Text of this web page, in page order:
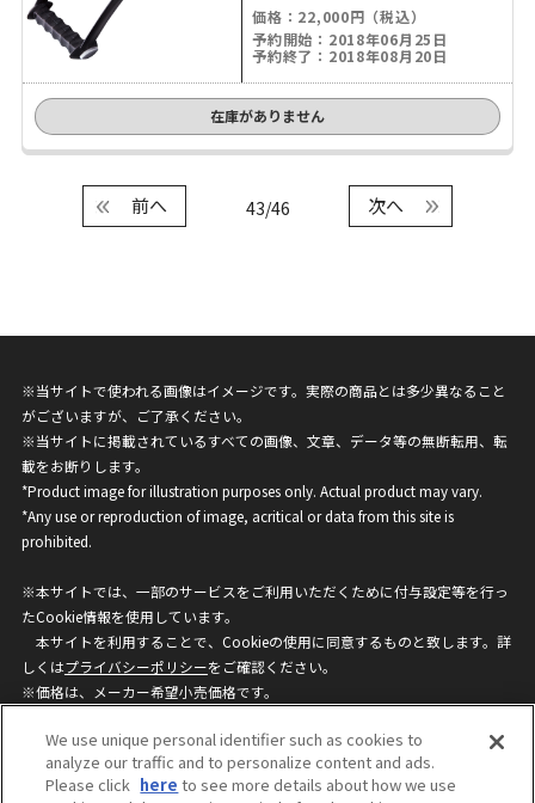
価格：22,000円（税込）
予約開始：2018年06月25日
予約終了：2018年08月20日
在庫がありません
43/46
前へ 次へ
※当サイトで使われる画像はイメージです。実際の商品とは多少異なること
がございますが、ご了承ください。
※当サイトに掲載されているすべての画像、文章、データ等の無断転用、転
載をお断りします。
*Product image for illustration purposes only. Actual product may vary.
*Any use or reproduction of image, acritical or data from this site is
prohibited.
※本サイトでは、一部のサービスをご利用いただくために付与設定等を行っ
たCookie情報を使用しています。
本サイトを利用することで、Cookieの使用に同意するものと致します。詳
しくはプライバシーポリシーをご確認ください。
※価格は、メーカー希望小売価格です。
ざいますのでご了承ください。
We use unique personal identifier such as cookies to
analyze our traffic and to personalize content and ads.
Please click here to see more details about how we use